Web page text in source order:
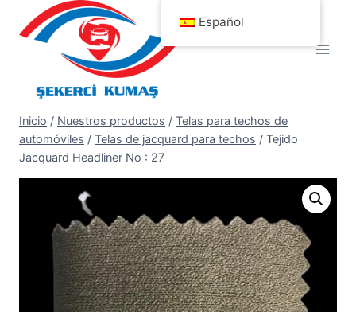
contenido
Inicio / Nuestros productos / Telas para techos de
automóviles / Telas de jacquard para techos / Tejido
Jacquard Headliner No : 27
Español